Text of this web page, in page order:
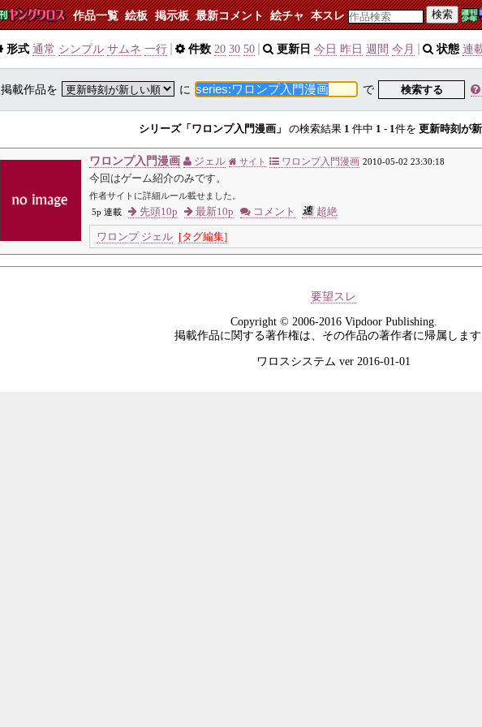
作品一覧 絵板 掲示板 最新コメント 絵チャ 本スレ 検索
形式 通常 シンプル サムネ 一行 件数 20 30 50 更新日 今日 昨日 週間 今月 状態 連
掲載作品を に で 検索する
シリーズ「ワロンプ入門漫画」 の検索結果 1 件中 1 - 1件を 更新時刻が
ワロンプ入門漫画 ジェル サイト ワロンプ入門漫画 2010-05-02 23:30:18
今回はゲーム紹介のみです。
作者サイトに詳細ルール載せました。
5p 連載
先頭10p 最新10p コメント 超絶
ワロンプ ジェル [タグ編集]
要望スレ
Copyright © 2006-2016 Vipdoor Publishing.
掲載作品に関する著作権は、その作品の著作者に帰属します
ワロスシステム ver 2016-01-01